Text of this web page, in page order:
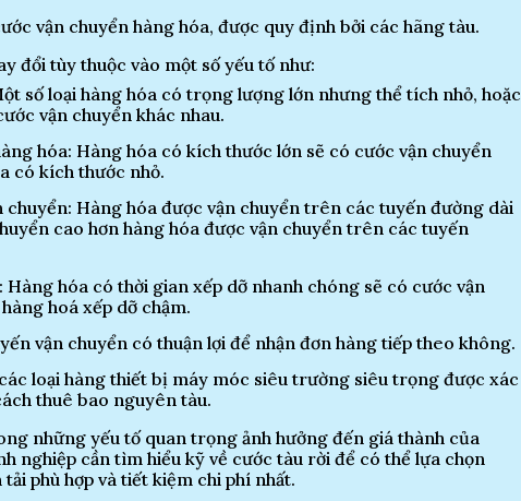
vận chuyển hàng hóa, được quy định bởi các hãng tàu.
đổi tùy thuộc vào một số yếu tố như:
số loại hàng hóa có trọng lượng lớn nhưng thể tích nhỏ, hoặc
vận chuyển khác nhau.
hóa: Hàng hóa có kích thước lớn sẽ có cước vận chuyển
có kích thước nhỏ.
chuyển: Hàng hóa được vận chuyển trên các tuyến đường dài
cao hơn hàng hóa được vận chuyển trên các tuyến
Hàng hóa có thời gian xếp dỡ nhanh chóng sẽ có cước vận
hoá xếp dỡ chậm.
vận chuyển có thuận lợi để nhận đơn hàng tiếp theo không.
loại hàng thiết bị máy móc siêu trường siêu trọng được xác
thuê bao nguyên tàu.
những yếu tố quan trọng ảnh hưởng đến giá thành của
nghiệp cần tìm hiểu kỹ về cước tàu rời để có thể lựa chọn
phù hợp và tiết kiệm chi phí nhất.